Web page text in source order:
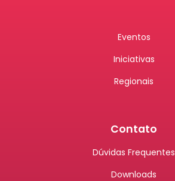
Eventos
Iniciativas
Regionais
Contato
Dúvidas Frequentes
Downloads